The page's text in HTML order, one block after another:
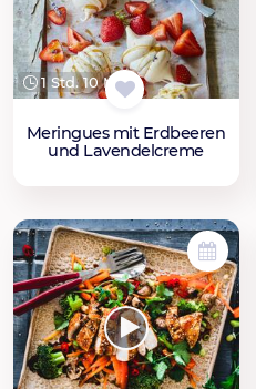
1 Std. 10 Min.
Meringues mit Erdbeeren
und Lavendelcreme